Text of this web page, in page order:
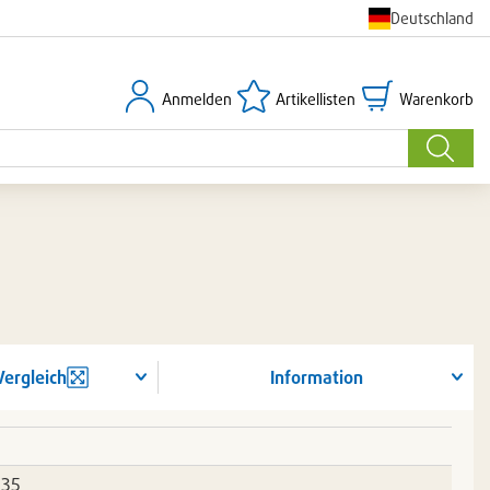
Deutschland
Suche
Anmelden
Anmelden Artikellisten
Artikellisten Warenkorb
Warenkorb
Information